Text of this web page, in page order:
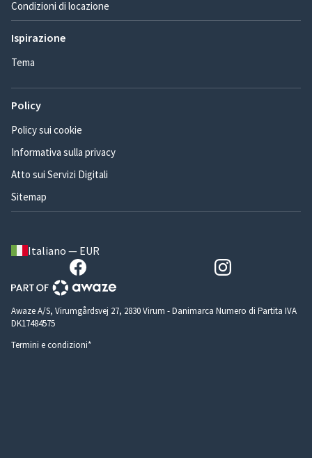
Condizioni di locazione
Ispirazione
Tema
Policy
Policy sui cookie
Informativa sulla privacy
Atto sui Servizi Digitali
Sitemap
Italiano — EUR
Awaze A/S, Virumgårdsvej 27, 2830 Virum - Danimarca Numero di Partita IVA
DK17484575
Termini e condizioni*